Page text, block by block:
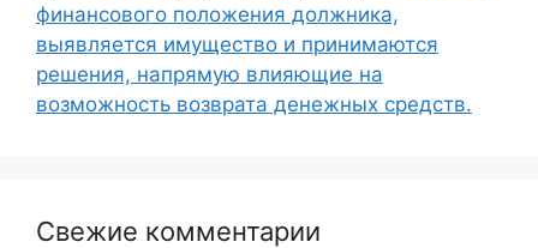
финансового положения должника,
выявляется имущество и принимаются
решения, напрямую влияющие на
возможность возврата денежных средств.
Свежие комментарии